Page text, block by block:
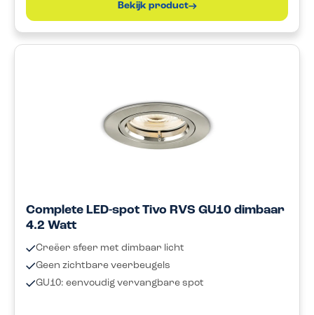
Bekijk product
Complete LED-spot Tivo RVS GU10 dimbaar
4.2 Watt
Creëer sfeer met dimbaar licht
Geen zichtbare veerbeugels
GU10: eenvoudig vervangbare spot